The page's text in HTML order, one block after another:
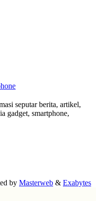
seputar berita, artikel,
gadget, smartphone,
by Masterweb & Exabytes